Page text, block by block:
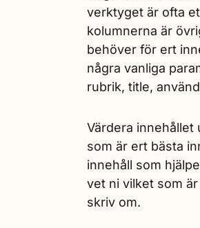
verktyget är ofta
kolumnerna är
behöver för ert
några vanliga
rubrik, title,
Värdera
som är ert bästa
innehåll som
vet ni vilket som
skriv om.